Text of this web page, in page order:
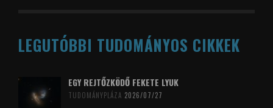
LEGUTÓBBI TUDOMÁNYOS CIKKEK
EGY REJTŐZKÖDŐ FEKETE LYUK
TUDOMÁNYPLÁZA 2026/07/27